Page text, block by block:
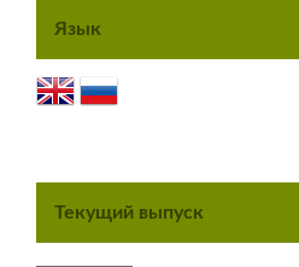
Язык
Текущий выпуск